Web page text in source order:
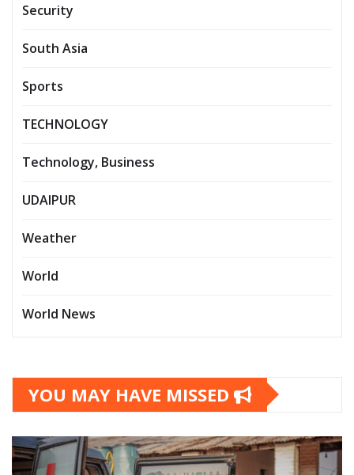
Security
South Asia
Sports
TECHNOLOGY
Technology, Business
UDAIPUR
Weather
World
World News
YOU MAY HAVE MISSED